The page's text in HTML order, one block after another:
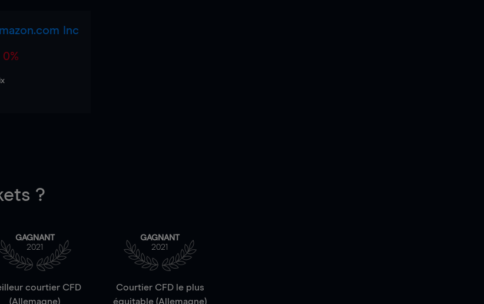
Inc
0%
?
GAGNANT
2021
courtier CFD
(Allemagne)
GAGNANT
2021
Courtier CFD le plus
équitable (Allemagne)